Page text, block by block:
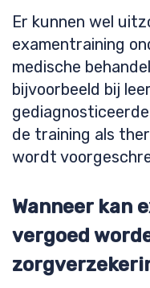
Er kunnen wel
examentraining
medische
bijvoorbeeld bij
de training als
wordt
Wanneer kan
vergoed